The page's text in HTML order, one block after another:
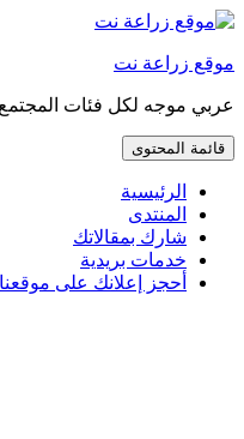
إذهب
إلى
موقع زراعة نت
عربي موجه لكل فئات المجتمع،
قائمة المحتوى
الرئيسية
المنتدى
شارك بمقالاتك
خدمات بريدية
أحجز إعلانك على موقعنا